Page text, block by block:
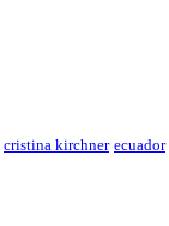
cristina kirchner ecuador